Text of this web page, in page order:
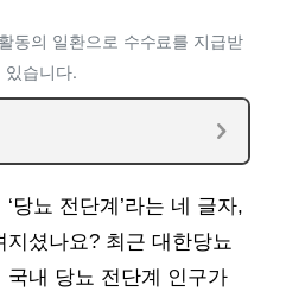
동의 일환으로 수수료를 지급받
있습니다.
당뇨 전단계’라는 네 글자,
셨나요? 최근 대한당뇨
국내 당뇨 전단계 인구가